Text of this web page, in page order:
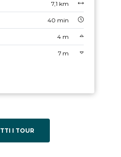
7,1 km
40 min
4 m
7 m
I TOUR